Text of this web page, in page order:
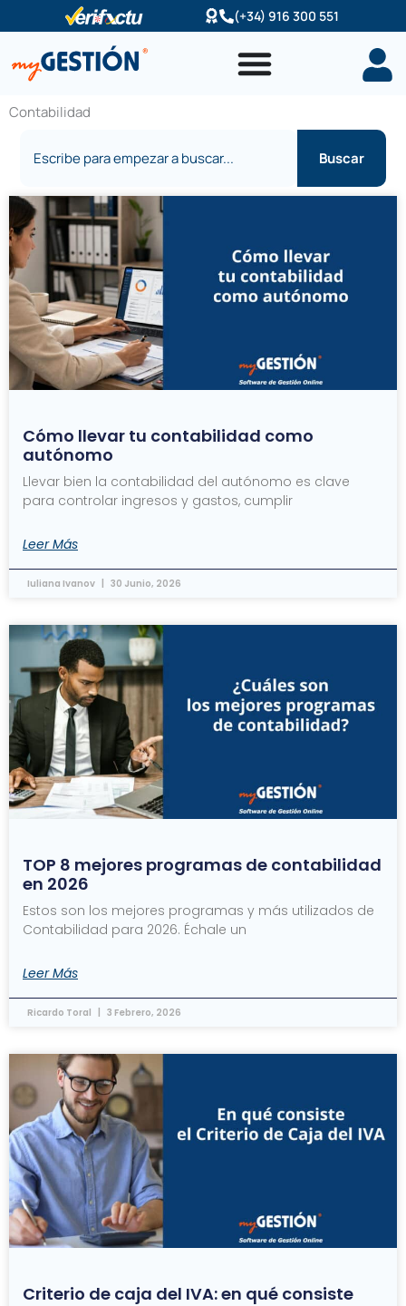
al
contenido
(+34) 916 300 551
Contabilidad
Buscar
Cómo llevar tu contabilidad como
autónomo
Llevar bien la contabilidad del autónomo es clave
para controlar ingresos y gastos, cumplir
Leer Más
Iuliana Ivanov 30 Junio, 2026
TOP 8 mejores programas de contabilidad
en 2026
Estos son los mejores programas y más utilizados de
Contabilidad para 2026. Échale un
Leer Más
Ricardo Toral 3 Febrero, 2026
Criterio de caja del IVA: en qué consiste